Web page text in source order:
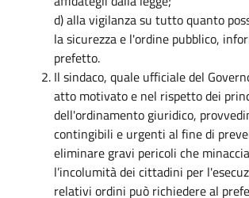
d) alla vigilanza su tutto quanto
la sicurezza e l'ordine pubblico,
prefetto.
Il sindaco, quale ufficiale del
atto motivato e nel rispetto dei
dell'ordinamento giuridico,
contingibili e urgenti al fine di
eliminare gravi pericoli che
l’incolumità dei cittadini per
relativi ordini può richiedere al